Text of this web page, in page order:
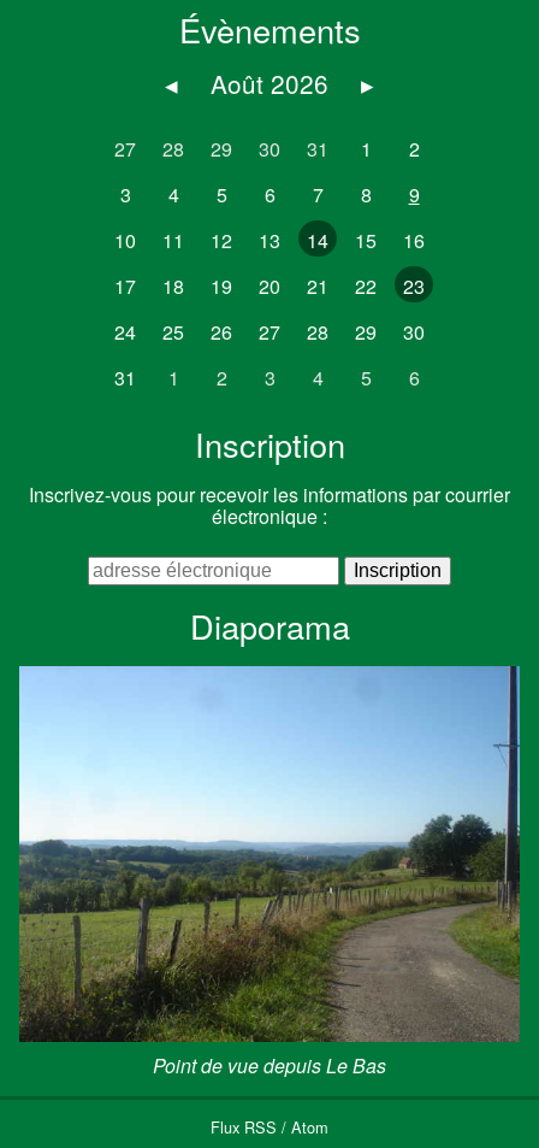
Évènements
◂ Août 2026 ▸
27 28 29 30 31 1
2
3
4 5 6 7 8
9
10
11 12 13 14 15
16
17
18 19 20 21 22
23
24
25 26 27 28 29
30
31
1 2 3 4 5 6
Inscription
Inscrivez-vous pour recevoir les informations par courrier
électronique :
Diaporama
Point de vue depuis Le Bas
Flux RSS / Atom